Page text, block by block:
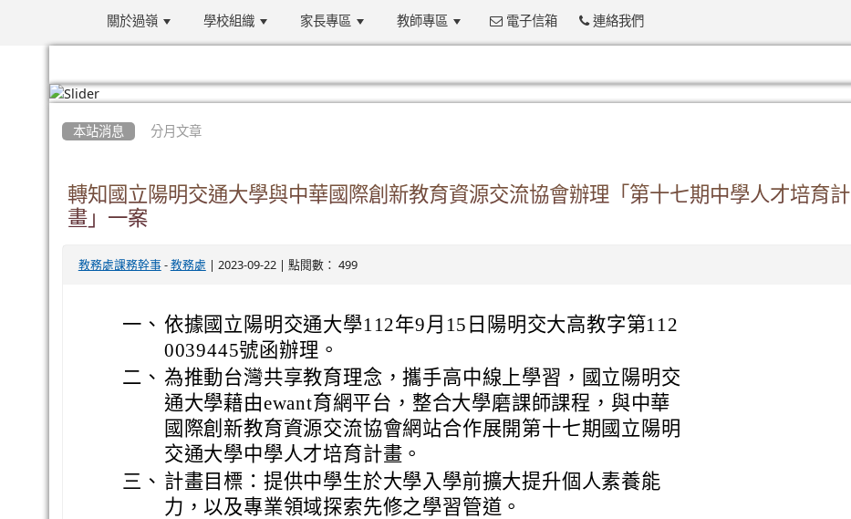
關於過嶺 學校組織 家長專區 教師專區 電子信箱 連絡我們
本站消息 分月文章
轉知國立陽明交通大學與中華國際創新教育資源交流協會辦理「第十七期中學人才培育計
畫」一案
教務處課務幹事- 教務處 | 2023-09-22 | 點閱數： 499
一、 依據國立陽明交通大學112年9月15日陽明交大高教字第112
0039445號函辦理。
二、 為推動台灣共享教育理念，攜手高中線上學習，國立陽明交
通大學藉由ewant育網平台，整合大學磨課師課程，與中華
國際創新教育資源交流協會網站合作展開第十七期國立陽明
交通大學中學人才培育計畫。
三、 計畫目標：提供中學生於大學入學前擴大提升個人素養能
力，以及專業領域探索先修之學習管道。